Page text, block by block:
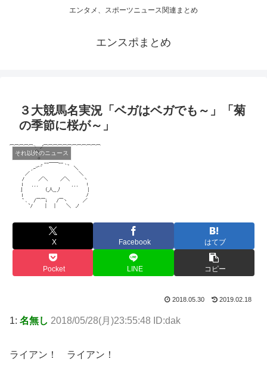
エンタメ、スポーツニュース関連まとめ
エンスポまとめ
３大競馬名実況「ベガはベガでも～」「菊
の季節に桜が～」
それ以外のニュース
X Facebook はてブ
Pocket LINE コピー
2018.05.30 2019.02.18
1: 名無し 2018/05/28(月)23:55:48 ID:dak
ライアン！ ライアン！